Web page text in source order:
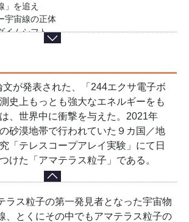
」を追え
宇宙線の正体
イムシフト
が発表された、「244エクサ電子ボ
史上もっとも強大なエネルギーをも
、世界中に衝撃を与えた。2021年
砂漠地帯で行われていた９カ国／地
「テレスコープアレイ実験」にて日
けた「アマテラス粒子」である。
ラス粒子の第一発見者となった宇宙物
、とくにその中でもアマテラス粒子の